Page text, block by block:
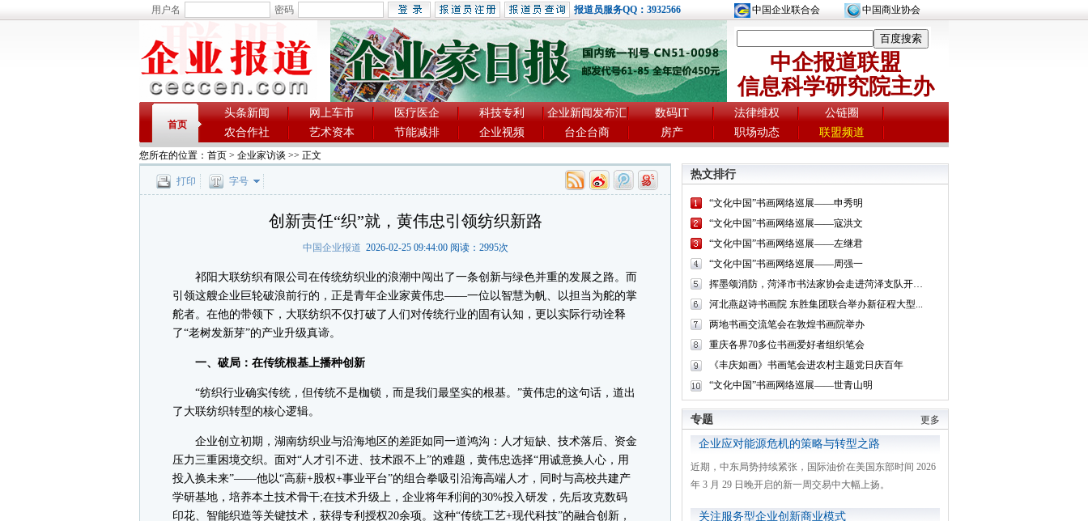
中国企业联合会 中国商业协会
用户名 密码 报道员服务QQ：3932566
中企报道联盟
信息科学研究院主办
首页
头条新闻 网上车市 医疗医企 科技专利 企业新闻发布汇 数码IT 法律维权
公链圈
农合作社
艺术资本 节能减排 企业视频 台企台商 房产 职场动态 联盟频道
您所在的位置： 首页 > 企业家访谈 >> 正文
打印 字号
创新责任“织”就，黄伟忠引领纺织新路
中国企业报道 2026-02-25 09:44:00 阅读： 2995次
祁阳大联纺织有限公司在传统纺织业的浪潮中闯出了一条创新与绿色并重的发展之路。而
引领这艘企业巨轮破浪前行的，正是青年企业家黄伟忠——一位以智慧为帆、以担当为舵的掌
舵者。在他的带领下，大联纺织不仅打破了人们对传统行业的固有认知，更以实际行动诠释
了“老树发新芽”的产业升级真谛。
一、破局：在传统根基上播种创新
“纺织行业确实传统，但传统不是枷锁，而是我们最坚实的根基。”黄伟忠的这句话，道出
了大联纺织转型的核心逻辑。
企业创立初期，湖南纺织业与沿海地区的差距如同一道鸿沟：人才短缺、技术落后、资金
压力三重困境交织。面对“人才引不进、技术跟不上”的难题，黄伟忠选择“用诚意换人心，用
投入换未来”——他以“高薪+股权+事业平台”的组合拳吸引沿海高端人才，同时与高校共建产
学研基地，培养本土技术骨干;在技术升级上，企业将年利润的30%投入研发，先后攻克数码
印花、智能织造等关键技术，获得专利授权20余项。这种“传统工艺+现代科技”的融合创新，
热文排行
“文化中国”书画网络巡展——申秀明
“文化中国”书画网络巡展——寇洪文
“文化中国”书画网络巡展——左继君
“文化中国”书画网络巡展——周强一
挥墨颂消防，菏泽市书法家协会走进菏泽支队开展...
河北燕赵诗书画院 东胜集团联合举办新征程大型...
两地书画交流笔会在敦煌书画院举办
重庆各界70多位书画爱好者组织笔会
《丰庆如画》书画笔会进农村主题党日庆百年
“文化中国”书画网络巡展——世青山明
更多
专题
企业应对能源危机的策略与转型之路
近期，中东局势持续紧张，国际油价在美国东部时间 2026
年 3 月 29 日晚开启的新一周交易中大幅上扬。
关注服务型企业创新商业模式